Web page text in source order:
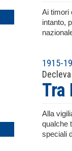
Ai timori
intanto,
1915-
Tra
Alla
qualche
speciali